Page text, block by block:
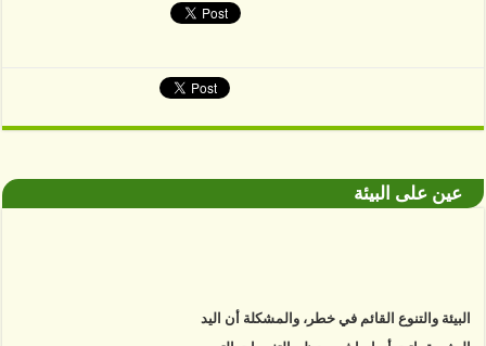
–
يوم
عين على البيئة
البيئة والتنوع القائم في خطر، والمشكلة أن اليد
البشرية باتت أساسا في معظم التغييرات التي